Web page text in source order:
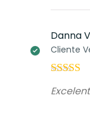
Danna
Cliente
5de 5